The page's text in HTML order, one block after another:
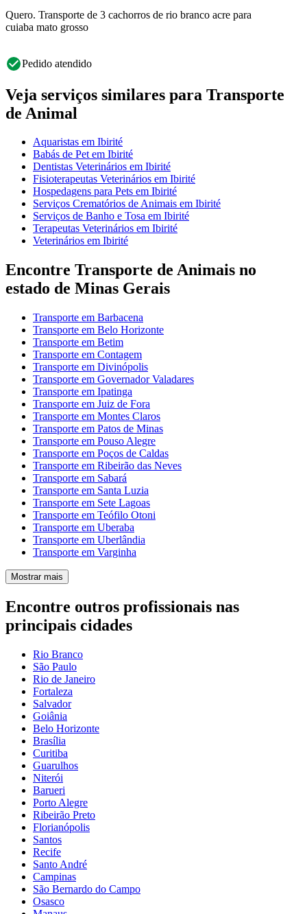
Quero. Transporte de 3 cachorros de rio branco acre para
cuiaba mato grosso
Pedido atendido
Veja serviços similares para Transporte
de Animal
Aquaristas em Ibirité
Babás de Pet em Ibirité
Dentistas Veterinários em Ibirité
Fisioterapeutas Veterinários em Ibirité
Hospedagens para Pets em Ibirité
Serviços Crematórios de Animais em Ibirité
Serviços de Banho e Tosa em Ibirité
Terapeutas Veterinários em Ibirité
Veterinários em Ibirité
Encontre Transporte de Animais no
estado de Minas Gerais
Transporte em Barbacena
Transporte em Belo Horizonte
Transporte em Betim
Transporte em Contagem
Transporte em Divinópolis
Transporte em Governador Valadares
Transporte em Ipatinga
Transporte em Juiz de Fora
Transporte em Montes Claros
Transporte em Patos de Minas
Transporte em Pouso Alegre
Transporte em Poços de Caldas
Transporte em Ribeirão das Neves
Transporte em Sabará
Transporte em Santa Luzia
Transporte em Sete Lagoas
Transporte em Teófilo Otoni
Transporte em Uberaba
Transporte em Uberlândia
Transporte em Varginha
Mostrar mais
Encontre outros profissionais nas
principais cidades
Rio Branco
São Paulo
Rio de Janeiro
Fortaleza
Salvador
Goiânia
Belo Horizonte
Brasília
Curitiba
Guarulhos
Niterói
Barueri
Porto Alegre
Ribeirão Preto
Florianópolis
Santos
Recife
Santo André
Campinas
São Bernardo do Campo
Osasco